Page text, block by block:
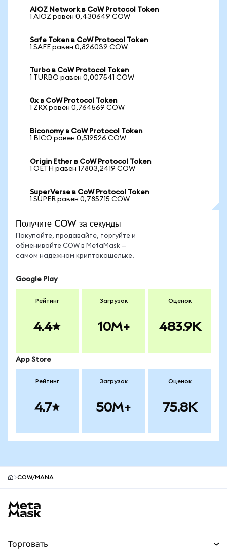
AIOZ Network в CoW Protocol Token
1 AIOZ равен 0,430649 COW
Safe Token в CoW Protocol Token
1 SAFE равен 0,826039 COW
Turbo в CoW Protocol Token
1 TURBO равен 0,007541 COW
0x в CoW Protocol Token
1 ZRX равен 0,764569 COW
Biconomy в CoW Protocol Token
1 BICO равен 0,519526 COW
Origin Ether в CoW Protocol Token
1 OETH равен 17803,2419 COW
SuperVerse в CoW Protocol Token
1 SUPER равен 0,785715 COW
Получите COW за секунды
Покупайте, продавайте, торгуйте и
обменивайте COW в MetaMask —
самом надёжном криптокошельке.
Google Play
Рейтинг
4.4
Загрузок
10M+
Оценок
483.9K
App Store
Рейтинг
4.7
Загрузок
50M+
Оценок
75.8K
COW/MANA
Торговать